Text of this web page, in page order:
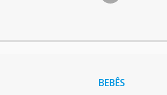
BEBÊS